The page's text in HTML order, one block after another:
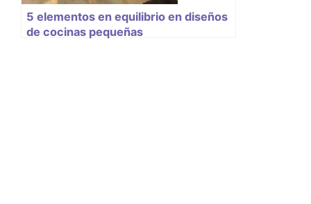
5 elementos en equilibrio en diseños
de cocinas pequeñas